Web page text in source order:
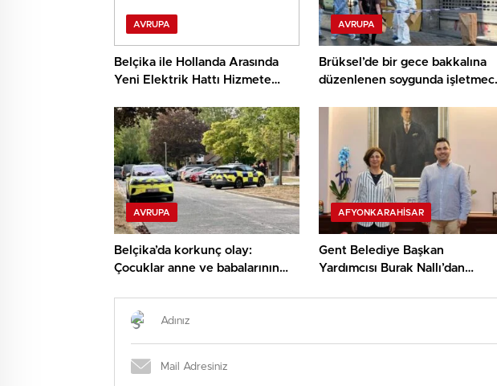
AVRUPA
Belçika ile Hollanda Arasında
Yeni Elektrik Hattı Hizmete
AVRUPA
Brüksel’de bir gece bakkalına
düzenlenen soygunda işletmeci
AVRUPA
Belçika’da korkunç olay:
Çocuklar anne ve babalarının
AFYONKARAHISAR
Gent Belediye Başkan
Yardımcısı Burak Nallı’dan